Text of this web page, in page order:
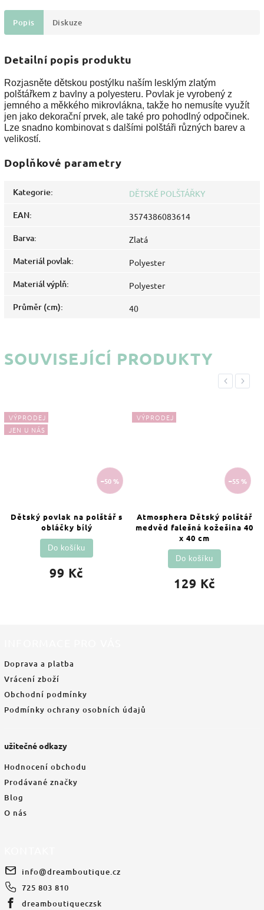
Popis Diskuze
Detailní popis produktu
Rozjasněte dětskou postýlku naším lesklým zlatým
polštářkem z bavlny a polyesteru. Povlak je vyrobený z
jemného a měkkého mikrovlákna, takže ho nemusíte využít
jen jako dekorační prvek, ale také pro pohodlný odpočinek.
Lze snadno kombinovat s dalšími polštáři různých barev a
velikostí.
Doplňkové parametry
Kategorie: DĚTSKÉ POLŠTÁŘKY
EAN: 3574386083614
Barva: Zlatá
Materiál povlak: Polyester
Materiál výplň: Polyester
Průměr (cm): 40
SOUVISEJÍCÍ PRODUKTY
Previous
VÝPRODEJ
JEN U NÁS
–50 %
Dětský povlak na polštář s
obláčky bílý
99 Kč
Do košíku
VÝPRODEJ
–55 %
Atmosphera Dětský polštář
medvěd falešná kožešina 40
x 40 cm
129 Kč
Do košíku
Next
Doprava a platba
Vrácení zboží
Obchodní podmínky
Podmínky ochrany osobních údajů
užitečné odkazy
Hodnocení obchodu
Prodávané značky
Blog
O nás
info@dreamboutique.cz
725 803 810
dreamboutiqueczsk